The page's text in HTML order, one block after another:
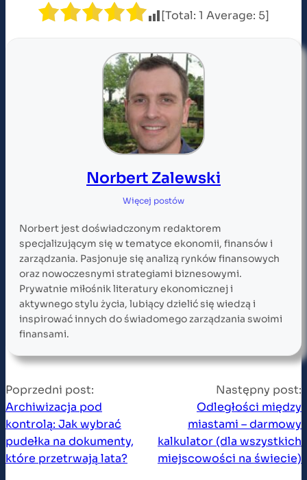
[Total: 1 Average: 5]
Norbert Zalewski
Więcej postów
Norbert jest doświadczonym redaktorem
specjalizującym się w tematyce ekonomii, finansów i
zarządzania. Pasjonuje się analizą rynków finansowych
oraz nowoczesnymi strategiami biznesowymi.
Prywatnie miłośnik literatury ekonomicznej i
aktywnego stylu życia, lubiący dzielić się wiedzą i
inspirować innych do świadomego zarządzania swoimi
finansami.
Poprzedni post:
Archiwizacja pod
kontrolą: Jak wybrać
pudełka na dokumenty,
które przetrwają lata?
Następny post:
Odległości między
miastami – darmowy
kalkulator (dla wszystkich
miejscowości na świecie)